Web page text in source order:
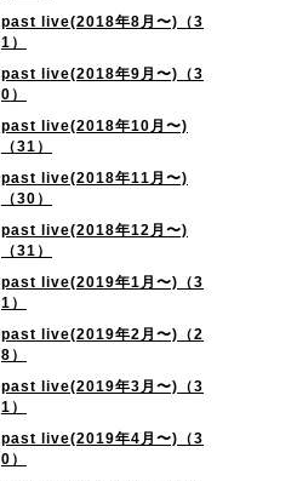
past live(2018年8月〜)（3
1）
past live(2018年9月〜)（3
0）
past live(2018年10月〜)
（31）
past live(2018年11月〜)
（30）
past live(2018年12月〜)
（31）
past live(2019年1月〜)（3
1）
past live(2019年2月〜)（2
8）
past live(2019年3月〜)（3
1）
past live(2019年4月〜)（3
0）